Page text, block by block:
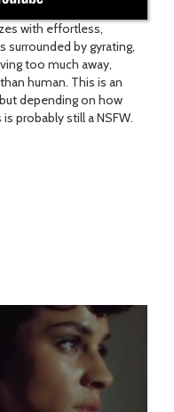
with effortless,
by gyrating,
too much away,
human. This is an
depending on how
probably still a NSFW.